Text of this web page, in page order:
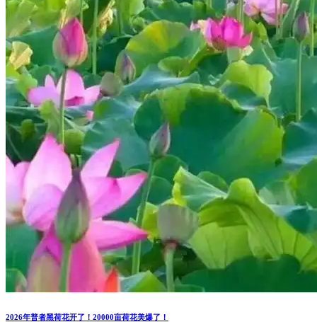
2026年普者黑荷花开了！20000亩荷花美爆了！